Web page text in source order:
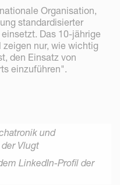
Organisation,
standardisierter
Das 10-jährige
nur, wie wichtig
den Einsatz von
einzuführen".
und
der Vlugt
LinkedIn-Profil der